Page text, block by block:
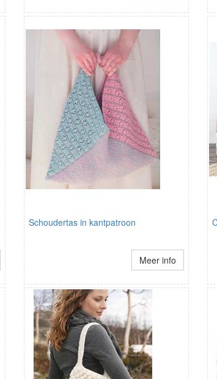
Schoudertas in kantpatroon
Meer info